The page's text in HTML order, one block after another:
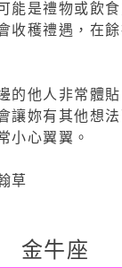
能是禮物或飲食
收穫禮遇，在
的他人非常體
讓妳有其他想法
小心翼翼。
草
金牛座